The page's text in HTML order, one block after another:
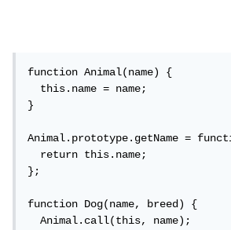
function Animal(name) {
  this.name = name;
}
Animal.prototype.getName =
  return this.name;
};
function Dog(name, breed) {
  Animal.call(this, name);